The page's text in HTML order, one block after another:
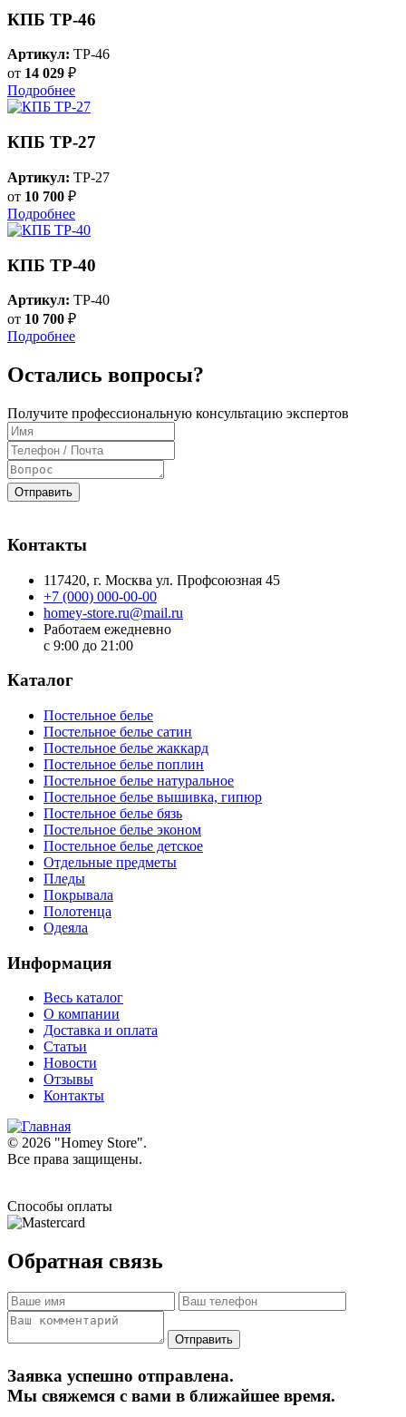
КПБ ТР-46
Артикул: TP-46
от 14 029 ₽
Подробнее
КПБ ТР-27
Артикул: TP-27
от 10 700 ₽
Подробнее
КПБ ТР-40
Артикул: TP-40
от 10 700 ₽
Подробнее
Остались вопросы?
Получите профессиональную консультацию экспертов
Отправить
Контакты
117420, г. Москва ул. Профсоюзная 45
+7 (000) 000-00-00
homey-store.ru@mail.ru
Работаем ежедневно
с 9:00 до 21:00
Каталог
Постельное белье
Постельное белье сатин
Постельное белье жаккард
Постельное белье поплин
Постельное белье натуральное
Постельное белье вышивка, гипюр
Постельное белье бязь
Постельное белье эконом
Постельное белье детское
Отдельные предметы
Пледы
Покрывала
Полотенца
Одеяла
Информация
Весь каталог
О компании
Доставка и оплата
Статьи
Новости
Отзывы
Контакты
© 2026 "Homey Store".
Все права защищены.
Способы оплаты
Обратная связь
Заявка успешно отправлена.
Мы свяжемся с вами в ближайшее время.